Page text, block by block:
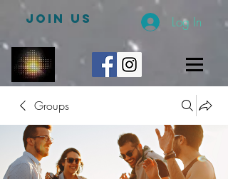
JOIN US Log In
Groups